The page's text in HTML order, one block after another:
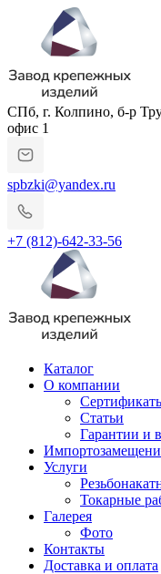
СПб, г. Колпино, б-р
офис 1
spbzki@yandex.ru
+7 (812)-642-33-56
Каталог
О компании
Статьи
Гарантии и
Услуги
Токарные
Галерея
Фото
Контакты
Доставка и оплата